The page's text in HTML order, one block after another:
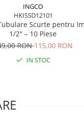
INGCO
HKISSD12101
Scurte pentru
1/2" – 10 Piese
RON115,00 RON
IN STOC